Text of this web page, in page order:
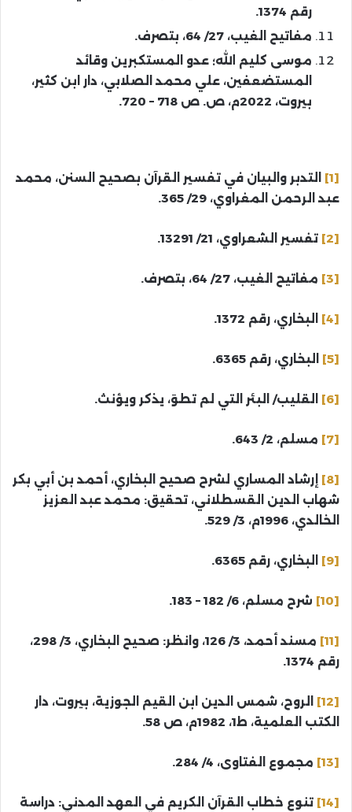
رقم 1374.
مفاتيح الغيب، 27/ 64، بتصرف.
موسى كليم الله؛ عدو المستكبرين وقائد
المستضعفين، علي محمد الصلابي، دار ابن كثير،
بيروت، 2022م، ص. ص 718 – 720.
[1]
التدبر والبيان في تفسير القرآن بصحيح السنن، محمد
عبد الرحمن المغراوي، 29/ 365.
[2] تفسير الشعراوي، 21/ 13291.
[3] مفاتيح الغيب، 27/ 64، بتصرف.
[4] البخاري، رقم 1372.
[5] البخاري، رقم 6365.
[6] القليب/ البئر التي لم تطوَ، يذكر ويؤنث.
[7] مسلم، 2/ 643.
[8]
إرشاد المساري لشرح صحيح البخاري، أحمد بن أبي بكر
شهاب الدين القسطلاني، تحقيق: محمد عبد العزيز
الخالدي، 1996م، 3/ 529.
[9] البخاري، رقم 6365.
[10] شرح مسلم، 6/ 182 – 183.
[11]
مسند أحمد، 3/ 126، وانظر: صحيح البخاري، 3/ 298،
رقم 1374.
[12]
الروح، شمس الدين ابن القيم الجوزية، بيروت، دار
الكتب العلمية، ط1، 1982م، ص 58.
[13] مجموع الفتاوى، 4/ 284.
[14] تنوع خطاب القرآن الكريم في العهد المدني: دراسة